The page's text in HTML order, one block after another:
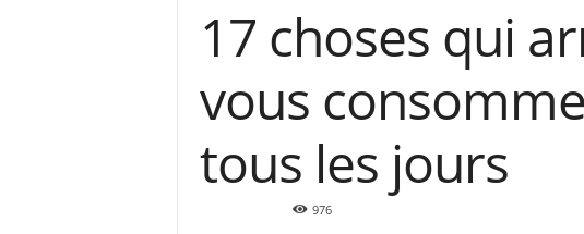
17 choses qui
vous
tous les jours
976